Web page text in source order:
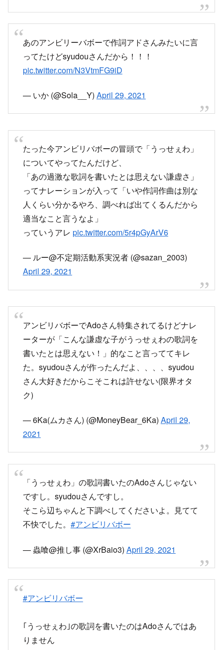
あのアンビリーバボーで作詞アドさんみたいに言
ってたけどsyudouさんだから！！！
pic.twitter.com/N3VtmFG9iD
— いか (@Sola__Y) April 29, 2021
たった今アンビリバボーの冒頭で「うっせぇわ」
についてやってたんだけど、
「あの過激な歌詞を書いたとは思えない謙虚さ」
ってナレーションが入って「いや作詞作曲は別な
人くらい分かるやろ、調べれば出てくるんだから
適当なこと言うなよ」
っていうアレ
pic.twitter.com/5r4pGyArV6
— ルー@不定期活動系実況者 (@sazan_2003)
April 29, 2021
アンビリバボーでAdoさん特集されてるけどナレ
ーターが「こんな謙虚な子がうっせぇわの歌詞を
書いたとは思えない！」的なこと言っててキレ
た。syudouさんが作ったんだよ、、、、syudou
さん大好きだからこそこれは許せない(限界オタ
ク)
2021
「うっせぇわ」の歌詞書いたのAdoさんじゃない
ですし。syudouさんですし。
そこら辺ちゃんと下調べしてくださいよ。見てて
不快でした。#アンビリバボー
#アンビリバボー
りません
正しい情報発信をお願いします